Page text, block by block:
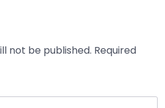
not be published. Required